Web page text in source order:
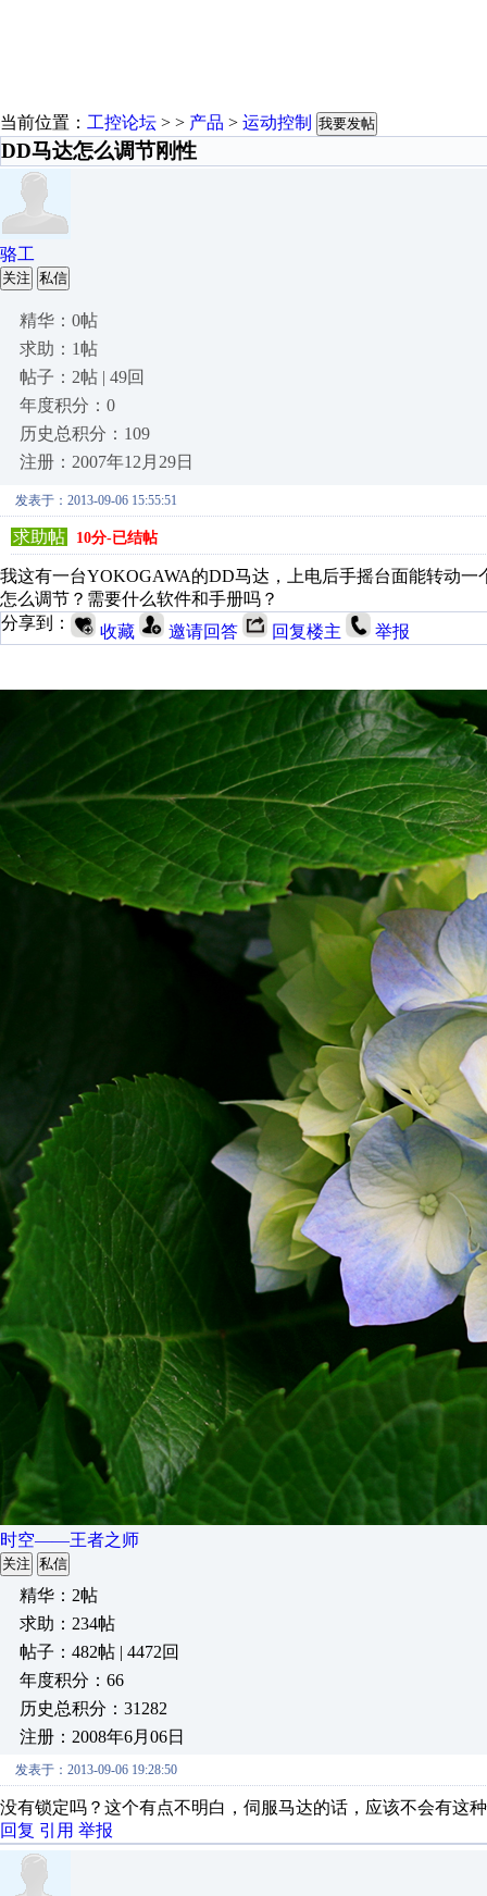
当前位置： 工控论坛 > > 产品 > 运动控制 我要发帖
DD马达怎么调节刚性
骆工
关注 私信
精华：0帖
求助：1帖
帖子：2帖 | 49回
年度积分：0
历史总积分：109
注册：2007年12月29日
发表于：2013-09-06 15:55:51
求助帖 10分-已结帖
我这有一台YOKOGAWA的DD马达，上电后手摇台面能转动
怎么调节？需要什么软件和手册吗？
分享到：
收藏 邀请回答 回复楼主 举报
时空——王者之师
关注 私信
精华：2帖
求助：234帖
帖子：482帖 | 4472回
年度积分：66
历史总积分：31282
注册：2008年6月06日
发表于：2013-09-06 19:28:50
没有锁定吗？这个有点不明白，伺服马达的话，应该不会有这
回复 引用 举报